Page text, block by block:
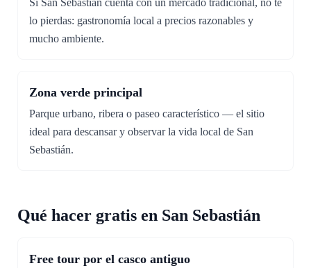
Si San Sebastián cuenta con un mercado tradicional, no te
lo pierdas: gastronomía local a precios razonables y
mucho ambiente.
Zona verde principal
Parque urbano, ribera o paseo característico — el sitio
ideal para descansar y observar la vida local de San
Sebastián.
Qué hacer gratis en San Sebastián
Free tour por el casco antiguo